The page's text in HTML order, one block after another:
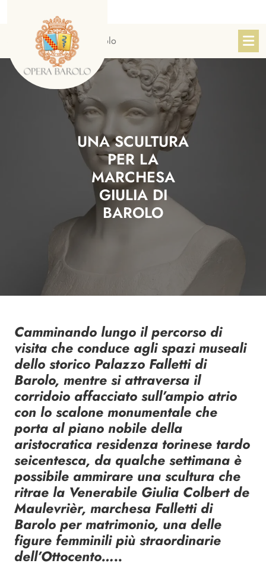
Sito Ufficiale Opera Barolo
UNA SCULTURA
PER LA
MARCHESA
GIULIA DI
BAROLO
Camminando lungo il percorso di
visita che conduce agli spazi museali
dello storico Palazzo Falletti di
Barolo, mentre si attraversa il
corridoio affacciato sull’ampio atrio
con lo scalone monumentale che
porta al piano nobile della
aristocratica residenza torinese tardo
seicentesca, da qualche settimana è
possibile ammirare una scultura che
ritrae la Venerabile Giulia Colbert de
Maulevrièr, marchesa Falletti di
Barolo per matrimonio, una delle
figure femminili più straordinarie
dell’Ottocento…..